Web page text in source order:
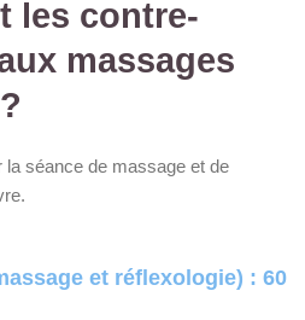
les contre-
massages
la séance de massage et de
et réflexologie) : 60